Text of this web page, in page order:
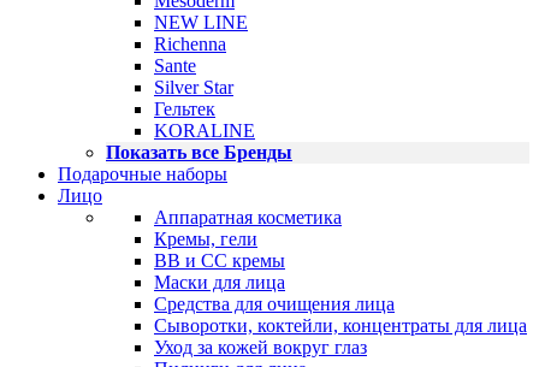
NEW LINE
Richenna
Sante
Silver Star
Гельтек
KORALINE
Показать все Бренды
Подарочные наборы
Лицо
Аппаратная косметика
Кремы, гели
BB и CC кремы
Маски для лица
Средства для очищения лица
Сыворотки, коктейли, концентраты для лица
Уход за кожей вокруг глаз